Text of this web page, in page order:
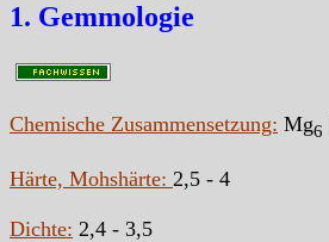
1. Gemmologie
Chemische Zusammensetzung: Mg6
Härte, Mohshärte: 2,5 - 4
Dichte: 2,4 - 3,5